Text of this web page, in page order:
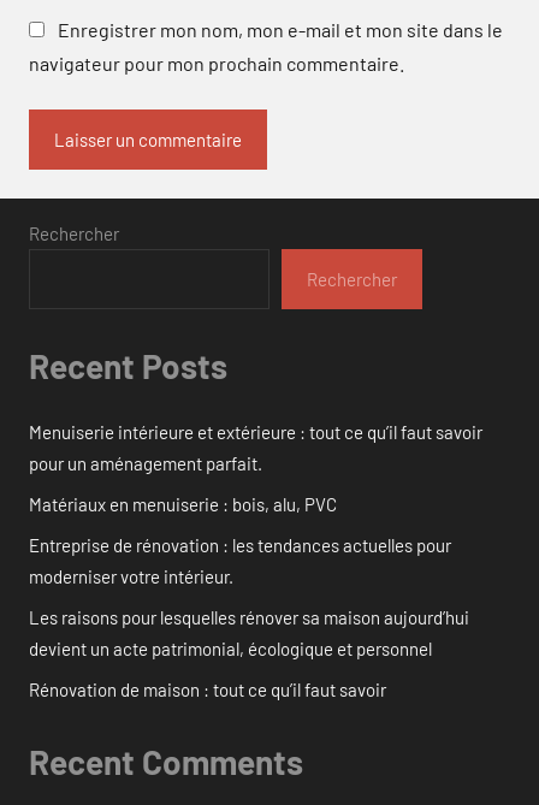
Enregistrer mon nom, mon e-mail et mon site dans le
navigateur pour mon prochain commentaire.
Rechercher
Rechercher
Recent Posts
Menuiserie intérieure et extérieure : tout ce qu’il faut savoir
pour un aménagement parfait.
Matériaux en menuiserie : bois, alu, PVC
Entreprise de rénovation : les tendances actuelles pour
moderniser votre intérieur.
Les raisons pour lesquelles rénover sa maison aujourd’hui
devient un acte patrimonial, écologique et personnel
Rénovation de maison : tout ce qu’il faut savoir
Recent Comments